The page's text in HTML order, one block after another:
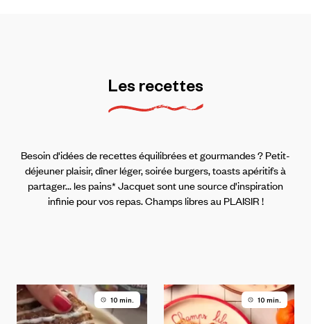
Les recettes
Besoin d'idées de recettes équilibrées et gourmandes ? Petit-
déjeuner plaisir, dîner léger, soirée burgers, toasts apéritifs à
partager... les pains* Jacquet sont une source d'inspiration
infinie pour vos repas. Champs libres au PLAISIR !
10 min. 10 min.